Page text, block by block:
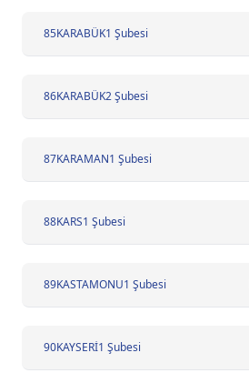
85KARABÜK1 Şubesi
86KARABÜK2 Şubesi
87KARAMAN1 Şubesi
88KARS1 Şubesi
89KASTAMONU1 Şubesi
90KAYSERİ1 Şubesi